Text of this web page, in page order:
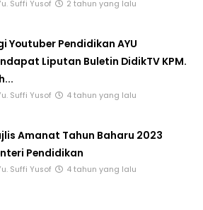
Suffi Yusof 2 tahun yang lalu
Youtuber Pendidikan AYU
Liputan Buletin DidikTV KPM.
Suffi Yusof 4 tahun yang lalu
Amanat Tahun Baharu 2023
Pendidikan
Suffi Yusof 4 tahun yang lalu